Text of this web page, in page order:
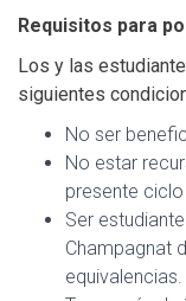
Requisitos para
Los y las
siguientes
No ser
No estar
presente
Ser
Champagnat
equivalencias.